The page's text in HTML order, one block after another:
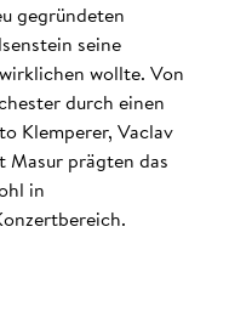
gegründeten
seine
wollte. Von
durch einen
Klemperer, Vaclav
Masur prägten das
in